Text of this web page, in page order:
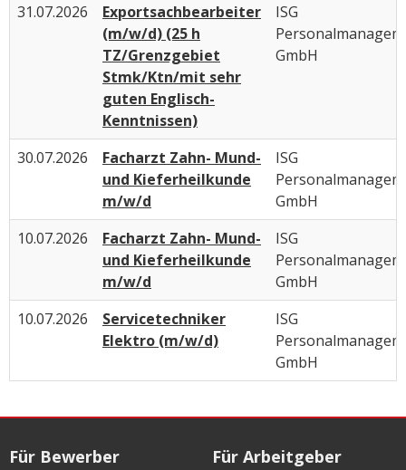
31.07.2026
Exportsachbearbeiter
(m/w/d) (25 h
TZ/Grenzgebiet
Stmk/Ktn/mit sehr
guten Englisch-
Kenntnissen)
ISG
GmbH
30.07.2026
Facharzt Zahn- Mund-
und Kieferheilkunde
m/w/d
ISG
GmbH
10.07.2026
Facharzt Zahn- Mund-
und Kieferheilkunde
m/w/d
ISG
GmbH
10.07.2026
Servicetechniker
Elektro (m/w/d)
ISG
GmbH
Für Bewerber Für Arbeitgeber